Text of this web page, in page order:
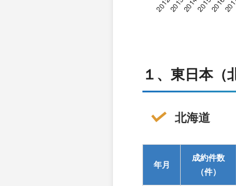
１、東日本（
北海道
年月
成約件数
（件）